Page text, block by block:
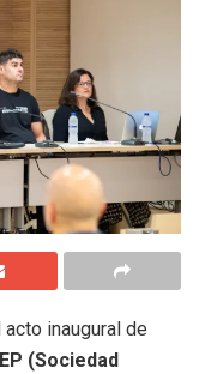
inaugural de
(Sociedad